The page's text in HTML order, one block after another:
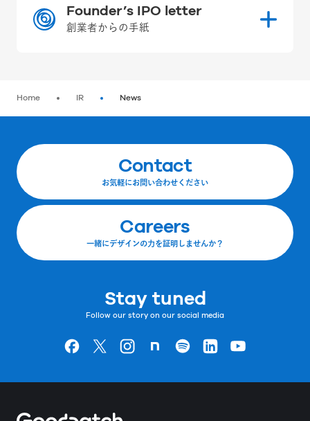
Founder’s IPO letter
創業者からの手紙
Home IR News
Contact
お気軽にお問い合わせください
Careers
一緒にデザインの力を証明しませんか？
Stay tuned
Follow our story on our social media
Goodpatchの
ページ
Goodpatchの
ページ
Goodpatchの
ページGoodpatchの
ページ
Goodpatchの
ページ
Goodpatchの
ページ
Goodpatchの